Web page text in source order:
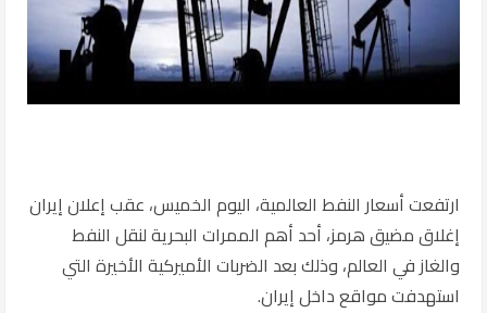
ارتفعت أسعار النفط العالمية، اليوم الخميس، عقب إعلان إيران
إغلاق مضيق هرمز، أحد أهم الممرات البحرية لنقل النفط
والغاز في العالم، وذلك بعد الضربات الأميركية الأخيرة التي
استهدفت مواقع داخل إيران.